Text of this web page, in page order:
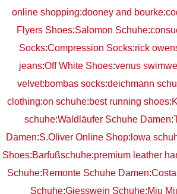
online shopping:dooney and bourke:
Flyers Shoes:Salomon Schuhe:
Socks:Compression Socks:rick
jeans:Off White Shoes:venus
velvet:bombas socks:deichmann
clothing:on schuhe:best running shoes:
schuhe:Waldläufer Schuhe Damen:
Damen:S.Oliver Online Shop: lowa
Shoes:Barfußschuhe:premium leather
Schuhe:Remonte Schuhe Damen:
Schuhe:Giesswein Schuhe:Miu